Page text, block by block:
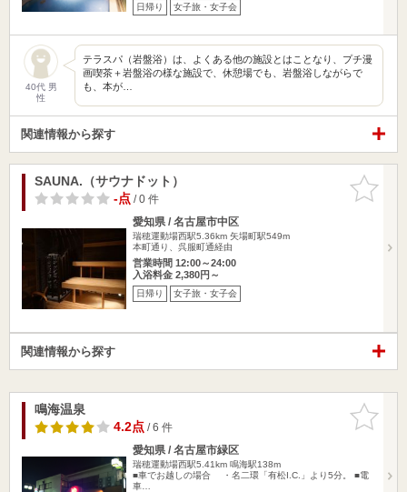
日帰り 女子旅・女子会
40代 男
性
テラスパ（岩盤浴）は、よくある他の施設とはことなり、プチ漫
画喫茶＋岩盤浴の様な施設で、休憩場でも、岩盤浴しながらで
も、本が…
関連情報から探す
お気に入
りに追加
SAUNA.（サウナドット）
-点/ 0 件
愛知県 / 名古屋市中区
瑞穂運動場西駅5.36km 矢場町駅549m
本町通り、呉服町通経由
営業時間 12:00～24:00
入浴料金 2,380円～
日帰り 女子旅・女子会
関連情報から探す
お気に入
りに追加
鳴海温泉
4.2点/ 6 件
愛知県 / 名古屋市緑区
瑞穂運動場西駅5.41km 鳴海駅138m
■車でお越しの場合 ・名二環「有松I.C.」より5分。 ■電
車…